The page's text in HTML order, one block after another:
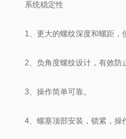
系统稳定性
1、更大的螺纹深度和螺距，
2、负角度螺纹设计，有效防
3、操作简单可靠。
4、螺塞顶部安装，锁紧，操